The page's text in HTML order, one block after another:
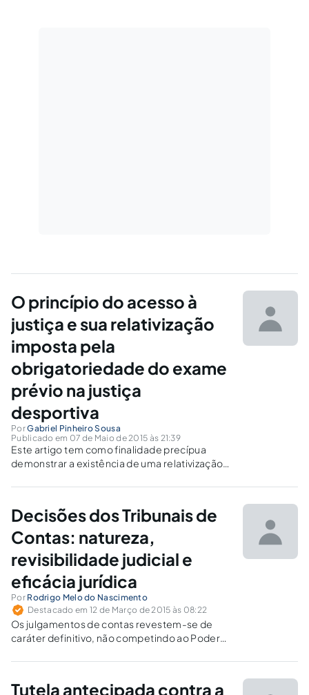
O princípio do acesso à
justiça e sua relativização
imposta pela
obrigatoriedade do exame
prévio na justiça
desportiva
PorGabriel Pinheiro Sousa
Publicado em 07 de Maio de 2015 às 21:39
Este artigo tem como finalidade precípua
demonstrar a existência de uma relativização
própria CF, notadamente no que atine à
desportiva.
Decisões dos Tribunais de
Contas: natureza,
revisibilidade judicial e
eficácia jurídica
Por Rodrigo Melo do Nascimento
Destacado em 12 de Março de 2015 às 08:22
Os julgamentos de contas revestem-se de
caráter definitivo, não competindo ao Poder
modificá-las. A revisibilidade judicial deve se
Tutela antecipada contra a